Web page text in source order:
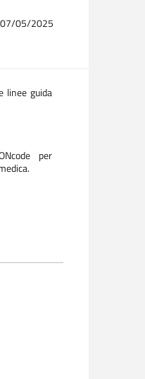
07/05/2025
linee guida
per